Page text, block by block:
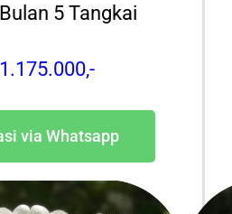
5 Tangkai
via Whatsapp